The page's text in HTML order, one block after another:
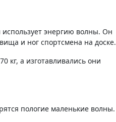
энергию волны. Он
и ног спортсмена на доске.
кг, а изготавливались они
пологие маленькие волны.